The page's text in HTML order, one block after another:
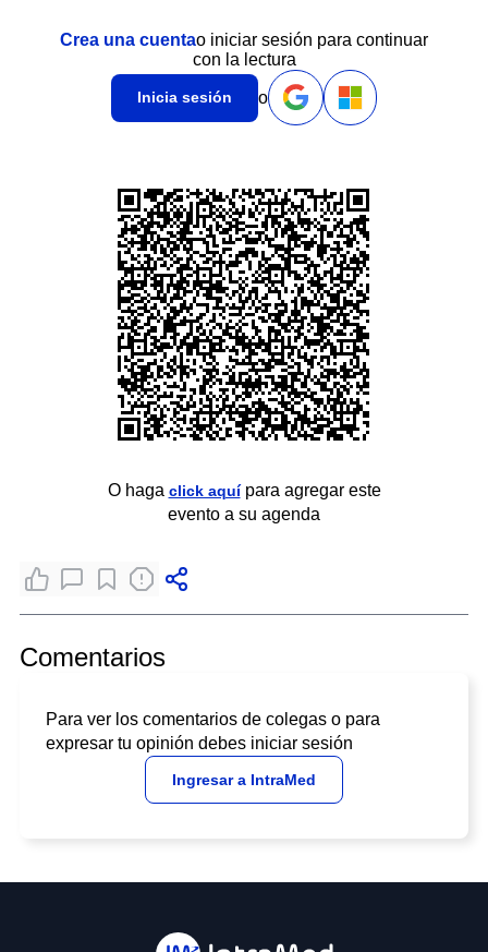
Crea una cuentao iniciar sesión para continuar
con la lectura
Inicia sesión o
O haga click aquípara agregar este
evento a su agenda
Comentarios
Para ver los comentarios de colegas o para
expresar tu opinión debes iniciar sesión
Ingresar a IntraMed